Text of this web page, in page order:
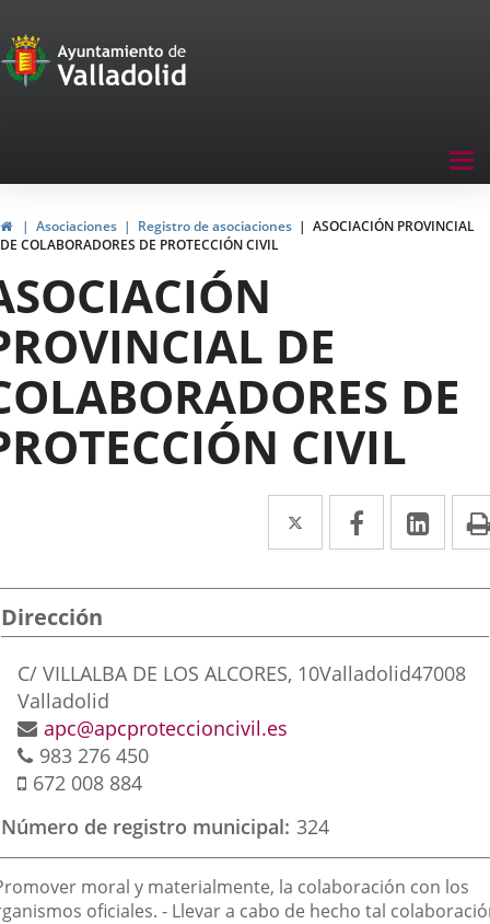
Portal
de
navegación
InicioAsociaciones Registro de asociaciones
ASOCIACIÓN PROVINCIAL
DE COLABORADORES DE PROTECCIÓN CIVIL
DE
DE
CIVIL
Twitter
Enlace
a
una
externa.
Facebook
Enlace
a
una
externa.
a
una
Dirección
Dirección
postal
C/ VILLALBA DE LOS ALCORES, 10Valladolid47008
Valladolid
Dirección
de
correo
apc@apcproteccioncivil.es
Teléfonos
983 276 450
Móvil
672 008 884
Número de registro municipal 324
moral y materialmente, la colaboración con los
oficiales. - Llevar a cabo de hecho tal